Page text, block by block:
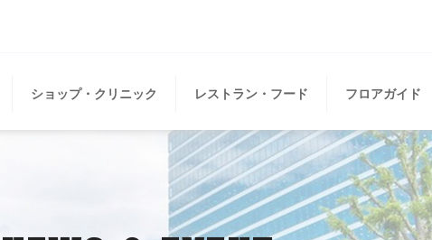
ショップ・クリニック レストラン・フード フロアガイド